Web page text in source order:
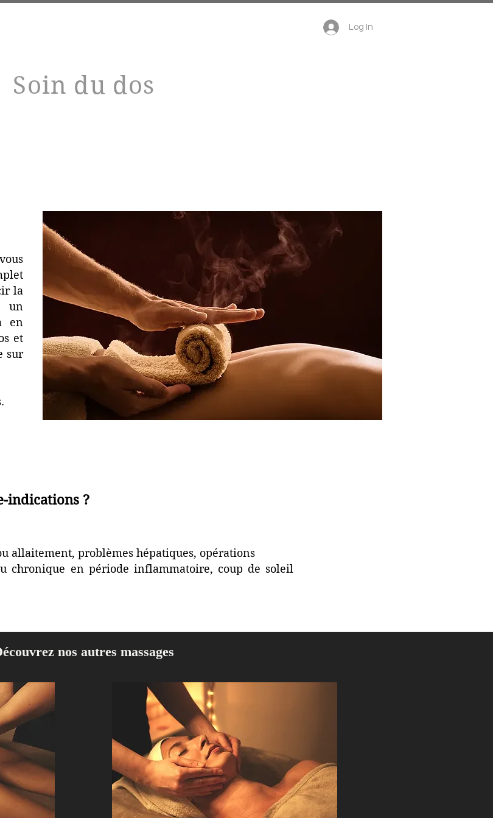
Log In
Soin du dos
la
un
en
et
sur
indications ?
allaitement, problèmes hépatiques, opérations
chronique en période inflammatoire, coup de soleil
nos autres massages